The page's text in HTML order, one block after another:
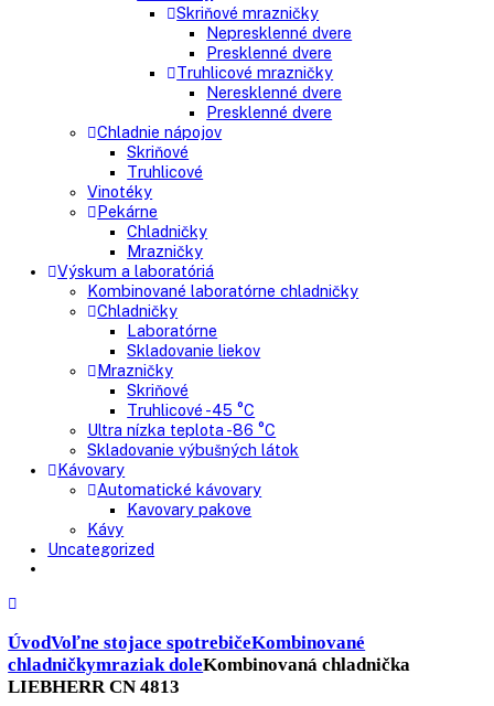
Gastro prevádzky
Kombinované chladničky
Chladničky
Nepresklenné dvere
Presklenné dvere
Mrazničky
Skriňové mrazničky
Truhlicové mrazničky
Chladnie nápojov
Skriňové
Truhlicové
Vinotéky
Pekárne
Chladničky
Mrazničky
Výskum a laboratóriá
Kombinované laboratórne chladničky
Chladničky
Laboratórne
Skladovanie liekov
Mrazničky
Skladovanie výbušných látok
Kávovary
Automatické kávovary